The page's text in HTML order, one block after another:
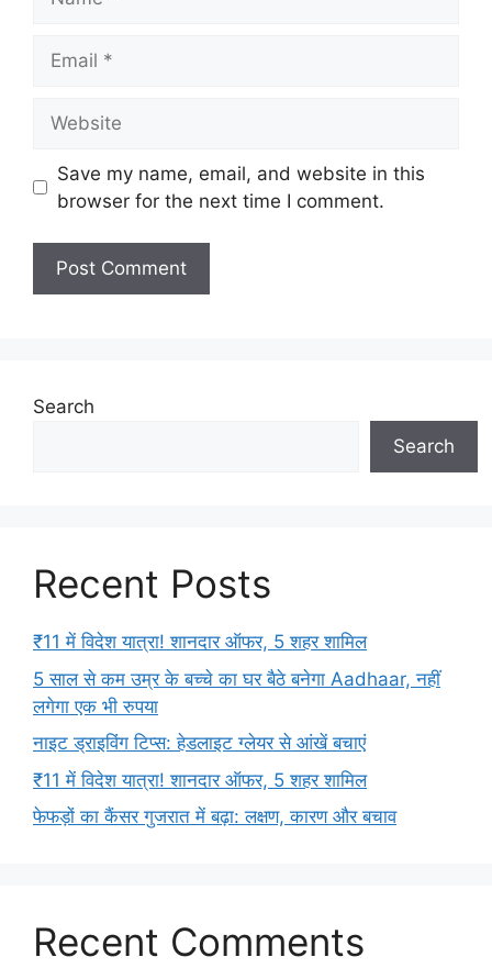
Save my name, email, and website in this
browser for the next time I comment.
Search
Search
Recent Posts
₹11 में विदेश यात्रा! शानदार ऑफर, 5 शहर शामिल
5 साल से कम उम्र के बच्चे का घर बैठे बनेगा Aadhaar, नहीं
लगेगा एक भी रुपया
नाइट ड्राइविंग टिप्स: हेडलाइट ग्लेयर से आंखें बचाएं
₹11 में विदेश यात्रा! शानदार ऑफर, 5 शहर शामिल
फेफड़ों का कैंसर गुजरात में बढ़ा: लक्षण, कारण और बचाव
Recent Comments